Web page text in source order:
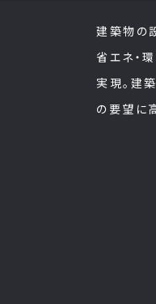
建築物の
省エネ・
実現。建
の要望に